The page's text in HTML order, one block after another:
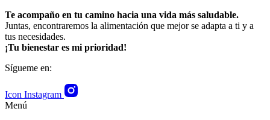
Te acompaño en tu camino hacia una vida más saludable.
Juntas, encontraremos la alimentación que mejor se adapta a ti y a
tus necesidades.
¡Tu bienestar es mi prioridad!
Sígueme en:
Icon Instagram
Menú